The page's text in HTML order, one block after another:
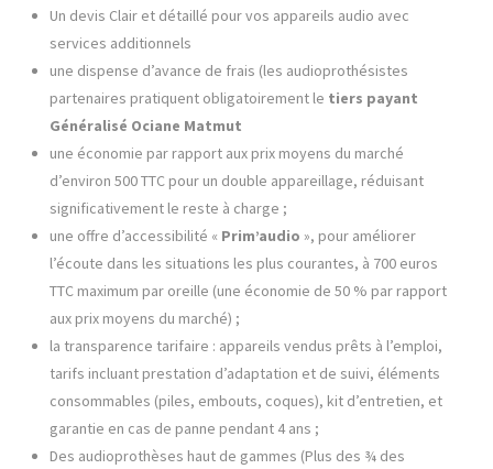
Un devis Clair et détaillé pour vos appareils audio avec
services additionnels
une dispense d’avance de frais (les audioprothésistes
partenaires pratiquent obligatoirement le tiers payant
Généralisé Ociane Matmut
une économie par rapport aux prix moyens du marché
d’environ 500 TTC pour un double appareillage, réduisant
significativement le reste à charge ;
une offre ​d’accessibilité « ​ Prim’audio ​ »​, pour améliorer
l’écoute dans les situations les plus courantes, à 700 euros
TTC maximum par oreille (une économie de 50 % par rapport
aux prix moyens du marché) ;
la transparence tarifaire : appareils vendus prêts à l’emploi,
tarifs incluant prestation d’adaptation et de suivi, éléments
consommables (piles, embouts, coques), kit d’entretien, et
garantie en cas de panne pendant 4 ans ;
Des audioprothèses haut de gammes (​Plus des ¾ des